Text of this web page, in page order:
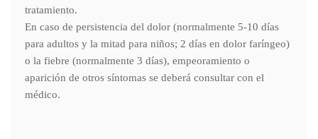
tratamiento.
En caso de persistencia del dolor (normalmente 5-10 días
para adultos y la mitad para niños; 2 días en dolor faríngeo)
o la fiebre (normalmente 3 días), empeoramiento o
aparición de otros síntomas se deberá consultar con el
médico.